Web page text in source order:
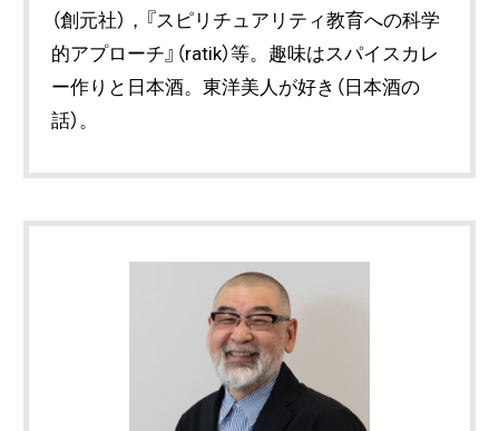
（創元社），『スピリチュアリティ教育への科学
的アプローチ』（ratik）等。趣味はスパイスカレ
ー作りと日本酒。東洋美人が好き（日本酒の
話）。